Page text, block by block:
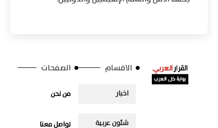
الاقسام
اخبار
شئون عربية
الصفحات
من نحن
تواصل معنا